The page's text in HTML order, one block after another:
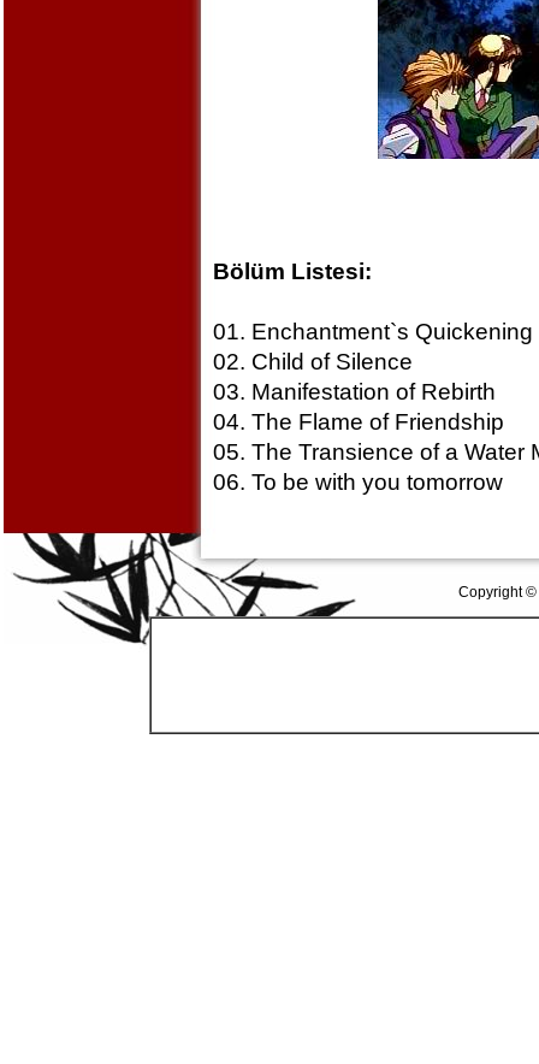
Bölüm Listesi:
01. Enchantment`s Quickening
02. Child of Silence
03. Manifestation of Rebirth
04. The Flame of Friendship
05. The Transience of a Water
06. To be with you tomorrow
Copyright ©